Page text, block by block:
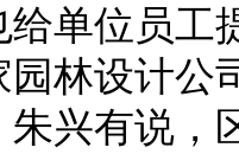
单位员工
林设计公
兴有说，